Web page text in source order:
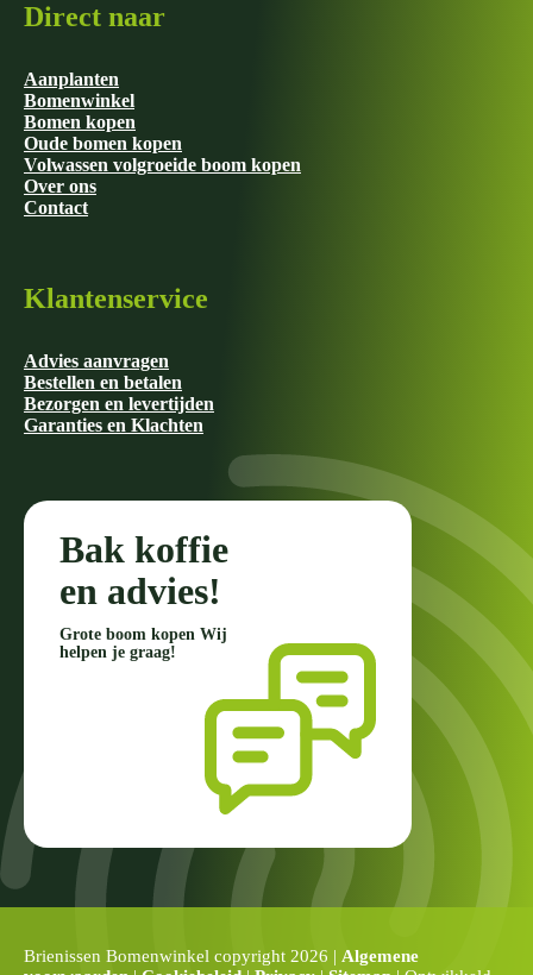
Direct naar
Aanplanten
Bomenwinkel
Bomen kopen
Oude bomen kopen
Volwassen volgroeide boom kopen
Over ons
Contact
Klantenservice
Advies aanvragen
Bestellen en betalen
Bezorgen en levertijden
Garanties en Klachten
Bak koffie
en advies!
Grote boom kopen Wij
helpen je graag!
Brienissen Bomenwinkel copyright 2026 | Algemene